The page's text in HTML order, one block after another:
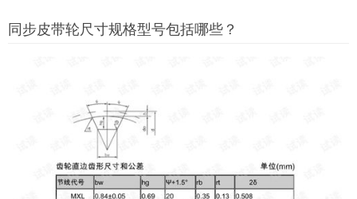
同步皮带轮尺寸规格型号包括哪些？